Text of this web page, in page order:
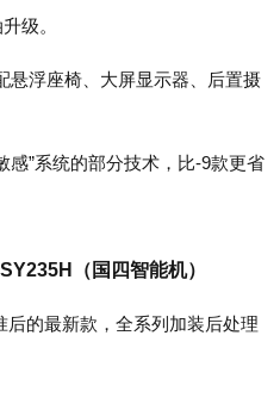
级。
悬浮座椅、大屏显示器、后置摄
感”系统的部分技术，比-9款更省
（国四智能机）
后的最新款，全系列加装后处理